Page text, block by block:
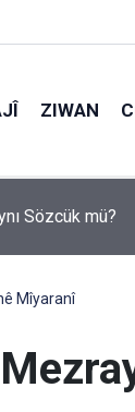
ZIWAN
Sözcük mü?
Piçûk
Mîyaranî